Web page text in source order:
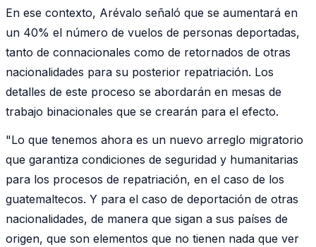
En ese contexto, Arévalo señaló que se aumentará en
un 40% el número de vuelos de personas deportadas,
tanto de connacionales como de retornados de otras
nacionalidades para su posterior repatriación. Los
detalles de este proceso se abordarán en mesas de
trabajo binacionales que se crearán para el efecto.
"Lo que tenemos ahora es un nuevo arreglo migratorio
que garantiza condiciones de seguridad y humanitarias
para los procesos de repatriación, en el caso de los
guatemaltecos. Y para el caso de deportación de otras
nacionalidades, de manera que sigan a sus países de
origen, que son elementos que no tienen nada que ver